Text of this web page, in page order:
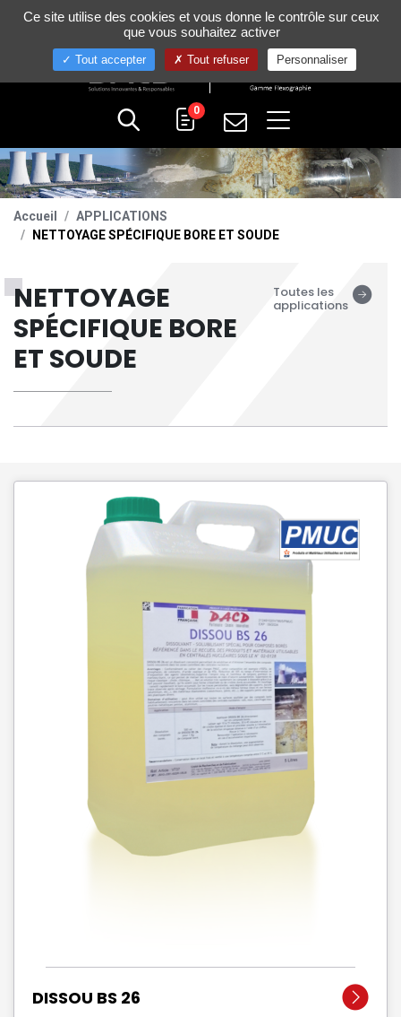
+33 (0)4 75 58 80 10
0
Accueil
APPLICATIONS
NETTOYAGE SPÉCIFIQUE BORE ET SOUDE
NETTOYAGE
SPÉCIFIQUE BORE
ET SOUDE
Toutes les
applications
DISSOU BS 26
Gestion de vos préférences sur les cookies
Ce site utilise des cookies et vous donne le contrôle sur ceux
que vous souhaitez activer
Tout accepter Tout refuser Personnaliser